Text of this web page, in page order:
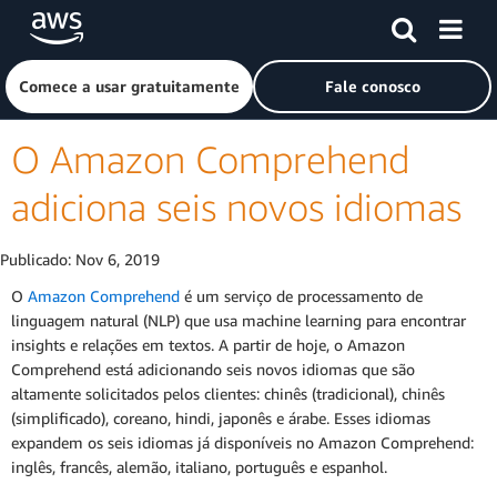
Pular para o conteúdo principal
Clique aqui para voltar à página inicial da Amazon Web
Comece a usar gratuitamente Fale conosco
O Amazon Comprehend
adiciona seis novos idiomas
Publicado: Nov 6, 2019
O Amazon Comprehend é um serviço de processamento de
linguagem natural (NLP) que usa machine learning para encontrar
insights e relações em textos. A partir de hoje, o Amazon
Comprehend está adicionando seis novos idiomas que são
altamente solicitados pelos clientes: chinês (tradicional), chinês
(simplificado), coreano, hindi, japonês e árabe. Esses idiomas
expandem os seis idiomas já disponíveis no Amazon Comprehend:
inglês, francês, alemão, italiano, português e espanhol.